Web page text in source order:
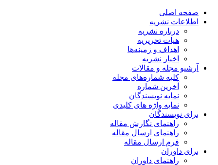
صفحه اصلی
اطلاعات نشریه
درباره نشریه
هیات تحریریه
اهداف و زمینه‌ها
اخبار نشریه
آرشیو مجله و مقالات
کلیه شماره‌های مجله
آخرین شماره
نمایه نویسندگان
نمایه واژه های کلیدی
برای نویسندگان
راهنمای نگارش مقاله
راهنمای ارسال مقاله
فرم ارسال مقاله
برای داوران
راهنمای داوران